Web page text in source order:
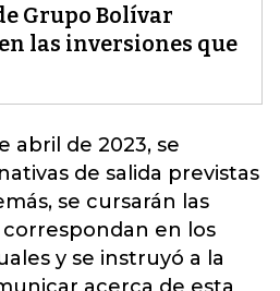
Grupo Bolívar
las inversiones que
abril de 2023, se
de salida previstas
se cursarán las
en los
y se instruyó a la